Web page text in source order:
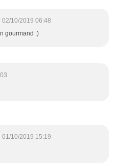
02/10/2019 06:48
gourmand :)
01/10/2019 15:19